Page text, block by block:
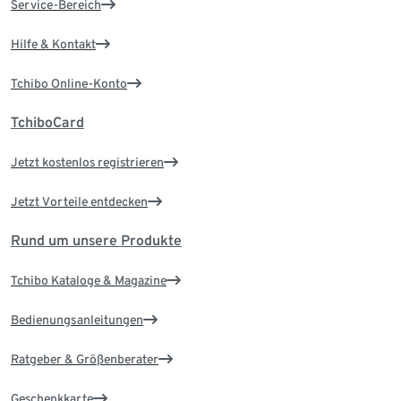
Service-Bereich
Hilfe & Kontakt
Tchibo Online-Konto
TchiboCard
Jetzt kostenlos registrieren
Jetzt Vorteile entdecken
Rund um unsere Produkte
Tchibo Kataloge & Magazine
Bedienungsanleitungen
Ratgeber & Größenberater